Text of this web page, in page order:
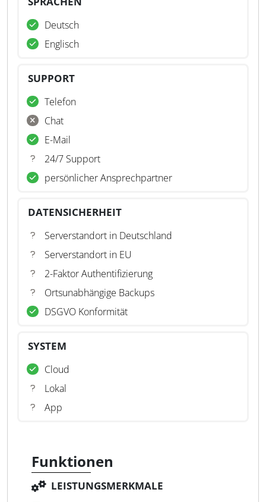
Deutsch
Englisch
SUPPORT
Telefon
Chat
E-Mail
24/7 Support
persönlicher Ansprechpartner
DATENSICHERHEIT
Serverstandort in Deutschland
Serverstandort in EU
2-Faktor Authentifizierung
Ortsunabhängige Backups
DSGVO Konformität
SYSTEM
Cloud
Lokal
App
Funktionen
LEISTUNGSMERKMALE